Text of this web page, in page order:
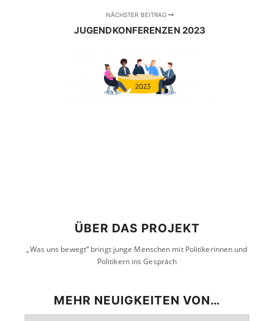
NÄCHSTER BEITRAG
JUGENDKONFERENZEN 2023
ÜBER DAS PROJEKT
„Was uns bewegt“ bringt junge Menschen mit Politikerinnen und
Politikern ins Gespräch
MEHR NEUIGKEITEN VON…